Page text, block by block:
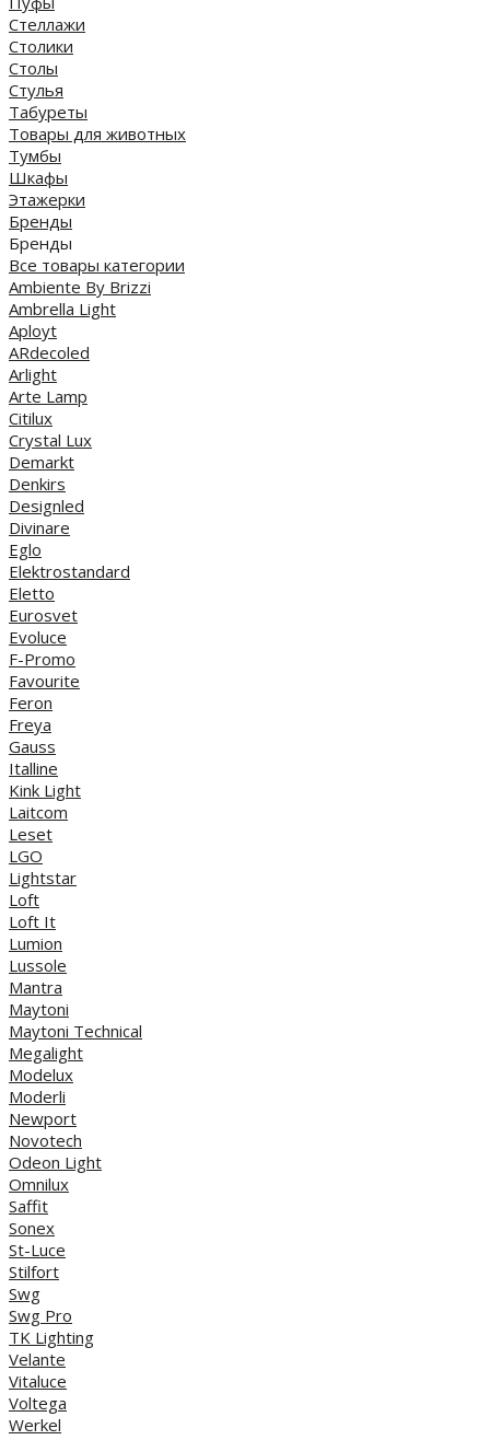
Стеллажи
Столики
Столы
Стулья
Табуреты
Товары для животных
Тумбы
Шкафы
Этажерки
Бренды
Бренды
Все товары категории
Ambiente By Brizzi
Ambrella Light
Aployt
ARdecoled
Arlight
Arte Lamp
Citilux
Crystal Lux
Demarkt
Denkirs
Designled
Divinare
Eglo
Elektrostandard
Eletto
Eurosvet
Evoluce
F-Promo
Favourite
Feron
Freya
Gauss
Italline
Kink Light
Laitcom
Leset
LGO
Lightstar
Loft
Loft It
Lumion
Lussole
Mantra
Maytoni
Maytoni Technical
Megalight
Modelux
Moderli
Newport
Novotech
Odeon Light
Omnilux
Saffit
Sonex
St-Luce
Stilfort
Swg
Swg Pro
TK Lighting
Velante
Vitaluce
Voltega
Werkel